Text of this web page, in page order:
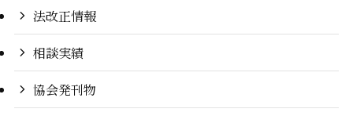
法改正情報
相談実績
協会発刊物